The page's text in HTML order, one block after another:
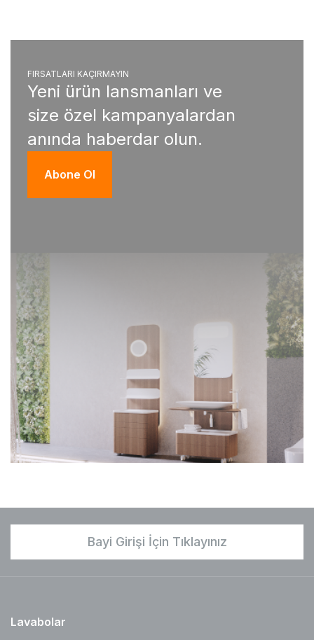
FIRSATLARI KAÇIRMAYIN
Yeni ürün lansmanları ve
size özel kampanyalardan
anında haberdar olun.
Abone Ol
Bayi Girişi İçin Tıklayınız
Lavabolar